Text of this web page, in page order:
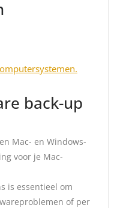
back-up
Mac- en Windows-
voor je Mac-
is essentieel om
of per